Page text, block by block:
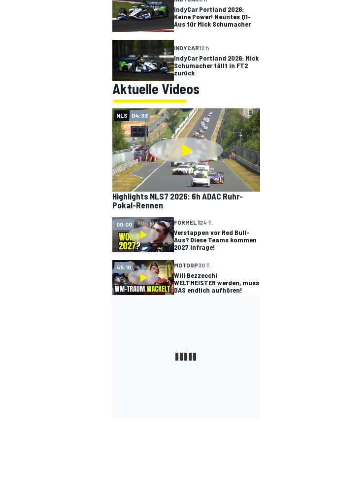
IndyCar Portland 2026:
Keine Power! Neuntes Q1-
Aus für Mick Schumacher
INDYCAR12 h
IndyCar Portland 2026: Mick
Schumacher fällt in FT2
zurück
Aktuelle Videos
NLS 04:33
Highlights NLS7 2026: 6h ADAC Ruhr-
Pokal-Rennen
00:00 FORMEL 124 T.
Verstappen vor Red Bull-
Aus? Diese Teams kommen
2027 infrage!
45:10 MOTOGP30 T.
Will Bezzecchi
WELTMEISTER werden, muss
DAS endlich aufhören!